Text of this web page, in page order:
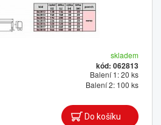
skladem
kód: 062813
Balení 1: 20 ks
Balení 2: 100 ks